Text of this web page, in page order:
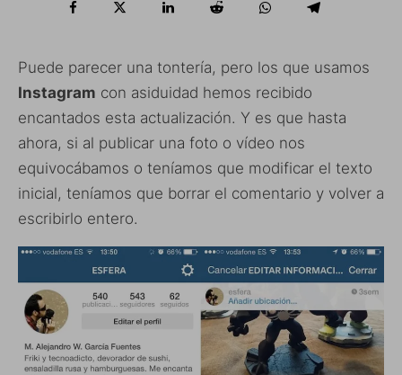
Puede parecer una tontería, pero los que usamos
Instagram con asiduidad hemos recibido
encantados esta actualización. Y es que hasta
ahora, si al publicar una foto o vídeo nos
equivocábamos o teníamos que modificar el texto
inicial, teníamos que borrar el comentario y volver a
escribirlo entero.